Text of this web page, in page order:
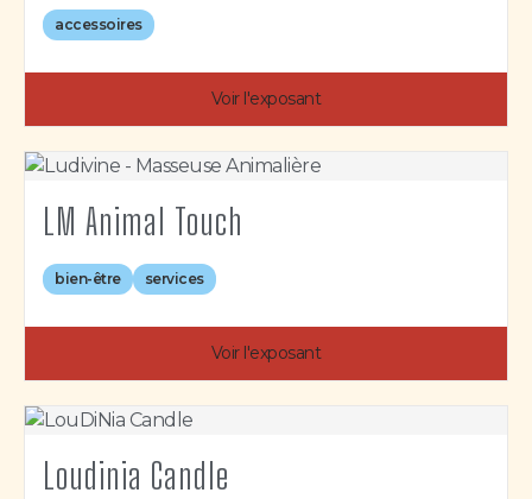
accessoires
Voir l'exposant
LM Animal Touch
bien-être services
Voir l'exposant
Loudinia Candle